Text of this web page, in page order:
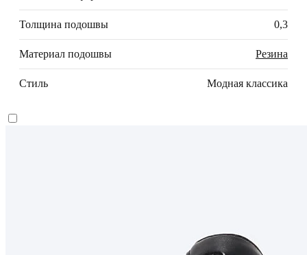
Толщина подошвы 0,3
Материал подошвы Резина
Стиль Модная классика